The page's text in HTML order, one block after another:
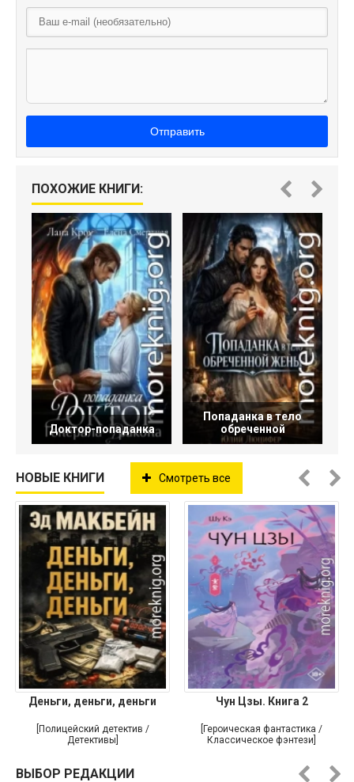
Отправить
ПОХОЖИЕ КНИГИ:
Доктор-попаданка
Попаданка в тело
обреченной
НОВЫЕ КНИГИ Смотреть все
Деньги, деньги, деньги
[Полицейский детектив /
Детективы]
Чун Цзы. Книга 2
[Героическая фантастика /
Классическое фэнтези]
ВЫБОР РЕДАКЦИИ